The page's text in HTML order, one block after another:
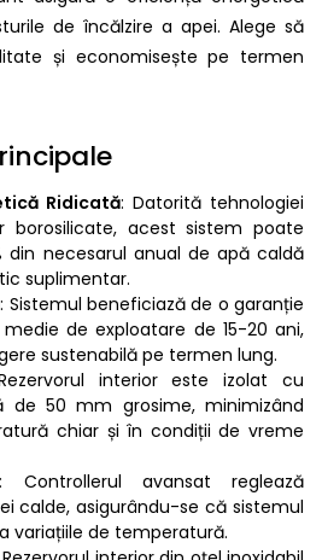
de încălzire a apei. Alege să
și economisește pe termen
Ridicată: Datorită tehnologiei
borosilicate, acest sistem poate
din necesarul anual de apă caldă
suplimentar.
: Sistemul beneficiază de o garanție
de exploatare de 15-20 ani,
sustenabilă pe termen lung.
interior este izolat cu
de 50 mm grosime, minimizând
chiar și în condiții de vreme
: Controllerul avansat reglează
calde, asigurându-se că sistemul
variațiile de temperatură.